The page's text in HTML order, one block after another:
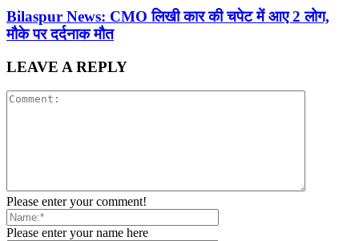
Bilaspur News: CMO लिखी कार की चपेट में आए 2 लोग,
मौके पर दर्दनाक मौत
LEAVE A REPLY
Please enter your comment!
Please enter your name here